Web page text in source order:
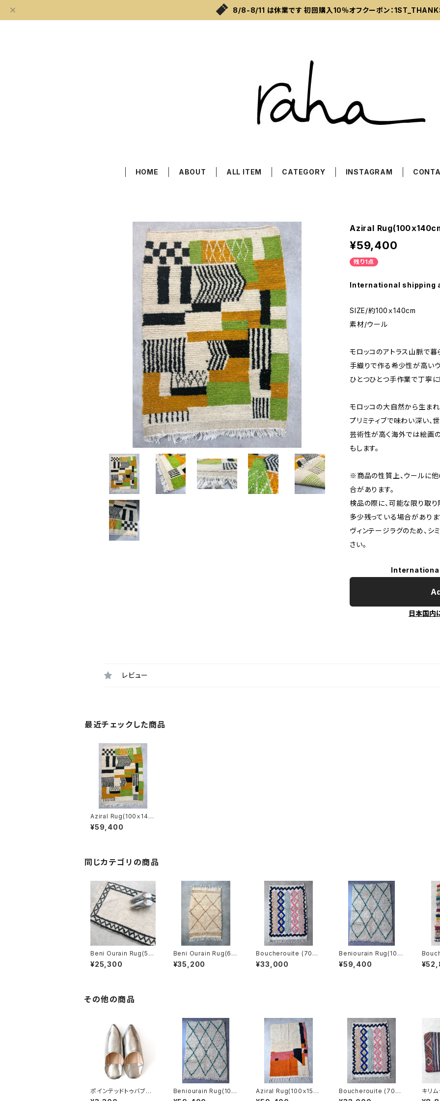
8/8-8/11 は休業です 初回購入10％オフクーポン：
HOME ABOUT ALL ITEM CATEGORY INSTAGRAM
Aziral Rug(100ｘ
¥59,400
残り1点
International shipping
SIZE/約100ｘ140cm
素材/ウール
モロッコのアトラス山脈で
手織りで作る希少性が高い
ひとつひとつ手作業で丁寧に
モロッコの大自然から生ま
プリミティブで味わい深い、
芸術性が高く海外では絵画
もします。
※商品の性質上、ウールに
合があります。
検品の際に、可能な限り取り
多少残っている場合がありま
ヴィンテージラグのため、シ
さい。
日本国内
レビュー
最近チェックした商品
Aziral Rug(100ｘ140
cm)
¥59,400
同じカテゴリの商品
Beni Ourain Rug(55
x105)
¥25,300
Beni Ourain Rug(65
x110cm)
¥35,200
Boucherouite (70x1
00cm)
¥33,000
Beniourain Rug(100
x150cm)
¥59,400
その他の商品
ポインテッドトゥバブー
シュ（シルバー）
Beniourain Rug(100
x150cm)
Aziral Rug(100ｘ150
cm)
Boucherouite (70x1
00cm)
キリ